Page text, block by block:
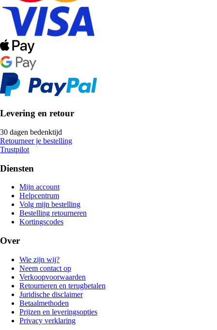
Levering en retour
30 dagen bedenktijd
Retourneer je bestelling
Trustpilot
Diensten
Mijn account
Helpcentrum
Volg mijn bestelling
Bestelling retourneren
Kortingscodes
Over
Wie zijn wij?
Neem contact op
Verkoopvoorwaarden
Retourneren en terugbetalen
Juridische disclaimer
Betaalmethoden
Prijzen en leveringsopties
Privacy verklaring